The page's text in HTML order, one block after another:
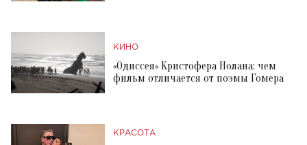
КИНО
«Одиссея» Кристофера Нолана: чем
фильм отличается от поэмы Гомера
КРАСОТА